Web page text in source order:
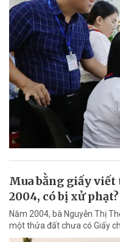
Mua bằng giấy viết
2004, có bị xử phạt?
Năm 2004, bà Nguyễn Thị
một thửa đất chưa có Giấy